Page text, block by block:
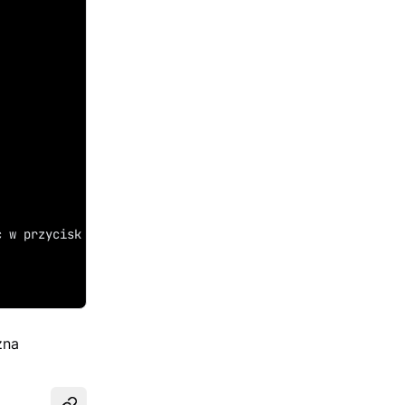
w przycisk u góry.